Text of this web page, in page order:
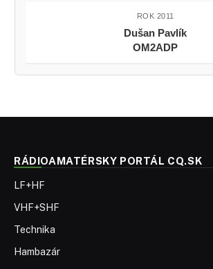
ROK 2011
Dušan Pavlík
OM2ADP
RÁDIOAMATÉRSKY PORTÁL CQ.SK
LF+HF
VHF+SHF
Technika
Hambazár